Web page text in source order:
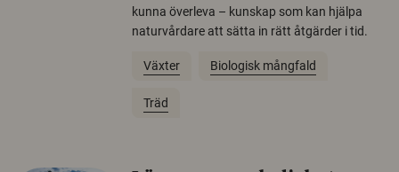
kunna överleva – kunskap som kan hjälpa
naturvårdare att sätta in rätt åtgärder i tid.
Växter Biologisk mångfald
Träd